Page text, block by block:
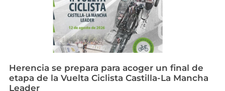
Herencia se prepara para acoger un final de
etapa de la Vuelta Ciclista Castilla-La Mancha
Leader